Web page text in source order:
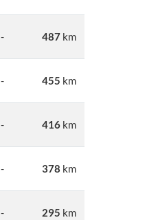
- 487 km
- 455 km
- 416 km
- 378 km
- 295 km